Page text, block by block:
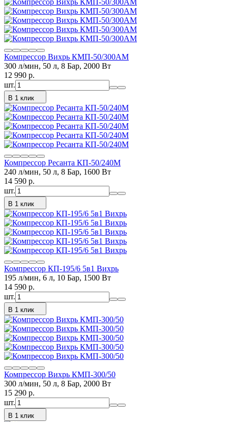
Компрессор Вихрь КМП-50/300АМ
300 л/мин, 50 л, 8 Бар, 2000 Вт
12 990 p.
шт.
В 1 клик
Компрессор Ресанта КП-50/240М
240 л/мин, 50 л, 8 Бар, 1600 Вт
14 590 p.
шт.
В 1 клик
Компрессор КП-195/6 5в1 Вихрь
195 л/мин, 6 л, 10 Бар, 1500 Вт
14 590 p.
шт.
В 1 клик
Компрессор Вихрь КМП-300/50
300 л/мин, 50 л, 8 Бар, 2000 Вт
15 290 p.
шт.
В 1 клик